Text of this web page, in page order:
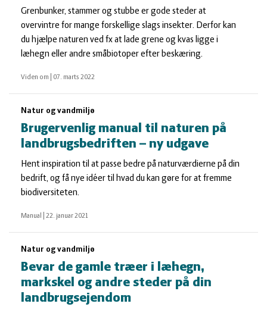
Grenbunker, stammer og stubbe er gode steder at
overvintre for mange forskellige slags insekter. Derfor kan
du hjælpe naturen ved fx at lade grene og kvas ligge i
læhegn eller andre småbiotoper efter beskæring.
Viden om 07. marts 2022
Natur og vandmiljø
Brugervenlig manual til naturen på
landbrugsbedriften – ny udgave
Hent inspiration til at passe bedre på naturværdierne på din
bedrift, og få nye idéer til hvad du kan gøre for at fremme
biodiversiteten.
Manual 22. januar 2021
Natur og vandmiljø
Bevar de gamle træer i læhegn,
markskel og andre steder på din
landbrugsejendom